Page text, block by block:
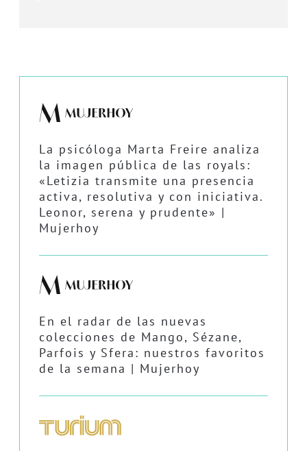
La psicóloga Marta Freire analiza
la imagen pública de las royals:
«Letizia transmite una presencia
activa, resolutiva y con iniciativa.
Leonor, serena y prudente» |
Mujerhoy
En el radar de las nuevas
colecciones de Mango, Sézane,
Parfois y Sfera: nuestros favoritos
de la semana | Mujerhoy